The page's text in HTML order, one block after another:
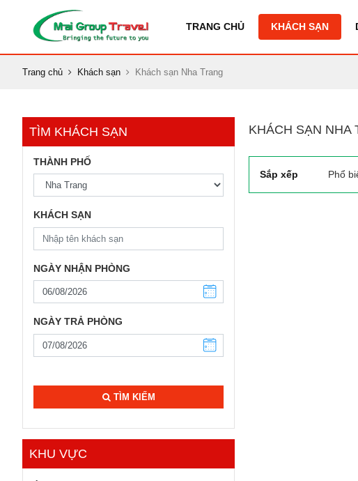
TRANG CHỦ KHÁCH SẠN
Trang chủ Khách sạn Khách sạn Nha Trang
KHÁCH SẠN NHA
Sắp xếp Phổ
TÌM KHÁCH SẠN
THÀNH PHỐ
KHÁCH SẠN
NGÀY NHẬN PHÒNG
NGÀY TRẢ PHÒNG
TÌM KIẾM
KHU VỰC